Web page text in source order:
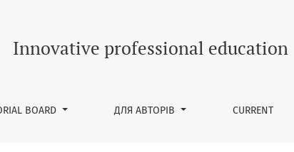
OF EDUCATIONAL PROGRAMS IN THE TRAINING
Innovative professional education
BOARD ДЛЯ АВТОРІВ CURRENT